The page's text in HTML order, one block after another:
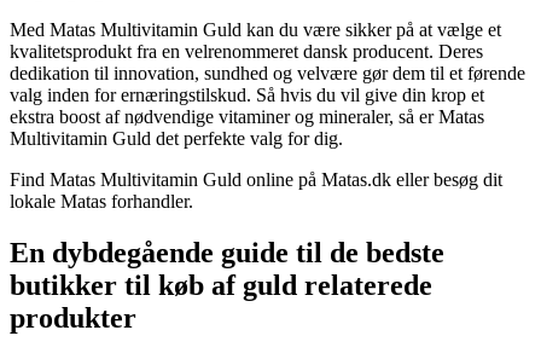
Med Matas Multivitamin Guld kan du være sikker på at vælge et
kvalitetsprodukt fra en velrenommeret dansk producent. Deres
dedikation til innovation, sundhed og velvære gør dem til et førende
valg inden for ernæringstilskud. Så hvis du vil give din krop et
ekstra boost af nødvendige vitaminer og mineraler, så er Matas
Multivitamin Guld det perfekte valg for dig.
Find Matas Multivitamin Guld online på Matas.dk eller besøg dit
lokale Matas forhandler.
En dybdegående guide til de bedste
butikker til køb af guld relaterede
produkter